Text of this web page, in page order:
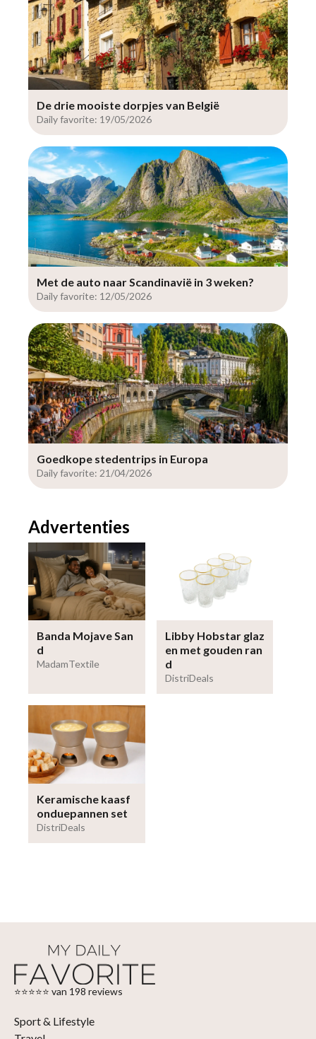
De drie mooiste dorpjes van België
Daily favorite: 19/05/2026
Met de auto naar Scandinavië in 3 weken?
Daily favorite: 12/05/2026
Goedkope stedentrips in Europa
Daily favorite: 21/04/2026
Advertenties
Banda Mojave San
d
MadamTextile
Libby Hobstar glaz
en met gouden ran
d
DistriDeals
Keramische kaasf
onduepannen set
DistriDeals
⭐⭐⭐⭐⭐ van 198 reviews
Sport & Lifestyle